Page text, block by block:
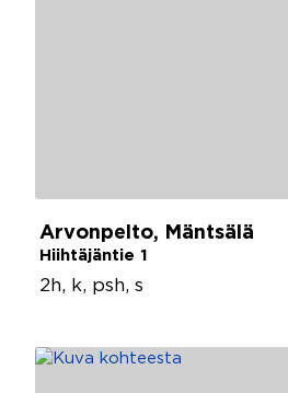
Arvonpelto, Mäntsälä
Hiihtäjäntie 1
2h, k, psh, s